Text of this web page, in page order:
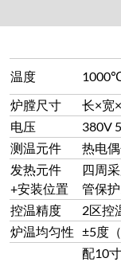
一体
种控
承烧板
炉体
电器保护
采用
设计
冲、
超温
升温速率
升温
率每
（1度